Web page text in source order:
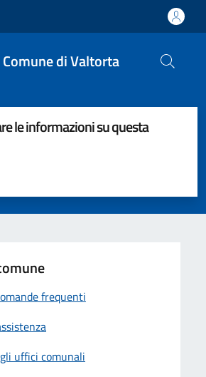
Comune di Valtorta
le informazioni su questa
5 stelle su 5
stelle su 5
su 5
5
frequenti
uffici comunali